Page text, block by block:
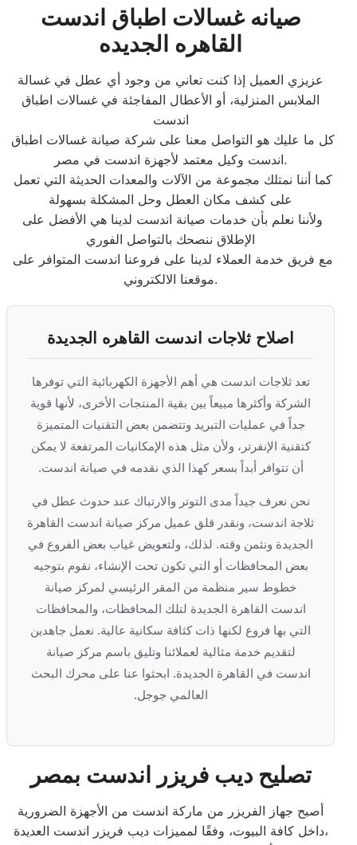
صيانه غسالات اطباق اندست
القاهره الجديده
عزيزي العميل إذا كنت تعاني من وجود أي عطل في غسالة
الملابس المنزلية، أو الأعطال المفاجئة في غسالات اطباق
اندست
اندست وكيل معتمد لأجهزة اندست في مصر.
على كشف مكان العطل وحل المشكلة بسهولة
الإطلاق ننصحك بالتواصل الفوري
موقعنا الالكتروني.
اصلاح ثلاجات اندست القاهره الجديدة
تعد ثلاجات اندست هي أهم الأجهزة الكهربائية التي توفرها
الشركة وأكثرها مبيعاً بين بقية المنتجات الأخرى، لأنها قوية
جداً في عمليات التبريد وتتضمن بعض التقنيات المتميزة
كتقنية الإنفرتر، ولأن مثل هذه الإمكانيات المرتفعة لا يمكن
أن تتوافر أبداً بسعر كهذا الذي نقدمه في صيانة اندست.
نحن نعرف جيداً مدى التوتر والارتباك عند حدوث عطل في
ثلاجة اندست، ونقدر قلق عميل مركز صيانة اندست القاهرة
الجديدة ونثمن وقته. لذلك، ولتعويض غياب بعض الفروع في
بعض المحافظات أو التي تكون تحت الإنشاء، نقوم بتوجيه
خطوط سير منظمة من المقر الرئيسي لمركز صيانة
اندست القاهرة الجديدة لتلك المحافظات، والمحافظات
التي بها فروع لكنها ذات كثافة سكانية عالية. نعمل جاهدين
لتقديم خدمة مثالية لعملائنا وتليق باسم مركز صيانة
اندست في القاهرة الجديدة. ابحثوا عنا على محرك البحث
العالمي جوجل.
تصليح ديب فريزر اندست بمصر
أصبح جهاز الفريزر من ماركة اندست من الأجهزة الضرورية
داخل كافة البيوت، وفقًا لمميزات ديب فريزر اندست العديدة،